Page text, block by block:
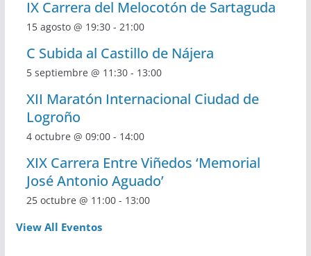
IX Carrera del Melocotón de Sartaguda
15 agosto @ 19:30- 21:00
C Subida al Castillo de Nájera
5 septiembre @ 11:30- 13:00
XII Maratón Internacional Ciudad de
Logroño
4 octubre @ 09:00- 14:00
XIX Carrera Entre Viñedos ‘Memorial
José Antonio Aguado’
25 octubre @ 11:00- 13:00
View All Eventos